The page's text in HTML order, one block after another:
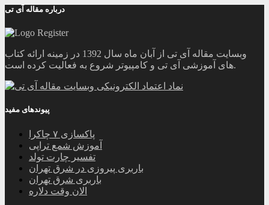
درباره مقاله آی تی
وبسایت مقاله آی تی از آبان ماه سال 1392 در زمینه ارائه کتاب
های آموزشی آی تی و کامپیوتر شروع به فعالیت کرده است.
پیوندهای مفید
پاکسازی ۷ چاکرا
آموزش شمع تراپی
تفسیر چارت تولد
باربری پیروزی در شرق تهران
باربری شرق تهران
الان وقت دلاره